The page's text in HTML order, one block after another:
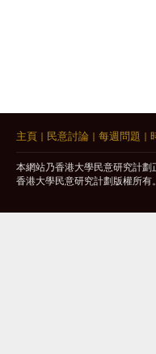
主頁 民意討論 每週問題
本網站乃香港大學民意研究計
香港大學民意研究計劃版權所有